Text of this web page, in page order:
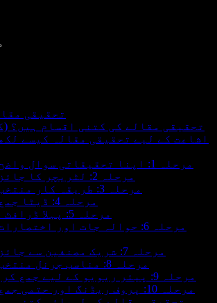
تحقیقی
تحقیقی مقالے کی کتنی اقسام ہیں؟ (کم
اشاعت کے لیے تحقیقی مقالہ کیسے
مرحلہ 1: اپنا تحقیقاتی سوال واضح کریں
مرحلہ 2: لٹریچر کا جائزہ لیں
مرحلہ 3: طریقہ کار منتخب کریں
مرحلہ 4: ڈیٹا جمع کریں
مرحلہ 5: پہلا ڈرافٹ لکھیں
مرحلہ 6: حوالہ جات اور
مرحلہ 7: شریک مصنفین سے جائزہ لیں
مرحلہ 8: مناسب جرنل منتخب کریں
مرحلہ 9: پیئر ریویو کے لیے جمع کروائیں
مرحلہ 10: پروف ریڈنگ اور حتمی جمع آوری